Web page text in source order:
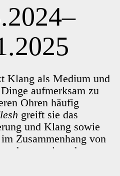
Klang als Medium und
aufmerksam zu
Ohren häufig
greift sie das
und Klang sowie
Zusammenhang von
wir wahr,